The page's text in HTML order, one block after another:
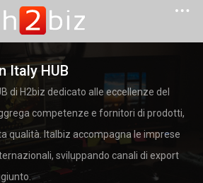
Italy HUB
di H2biz dedicato alle eccellenze del
competenze e fornitori di prodotti,
qualità. Italbiz accompagna le imprese
sviluppando canali di export